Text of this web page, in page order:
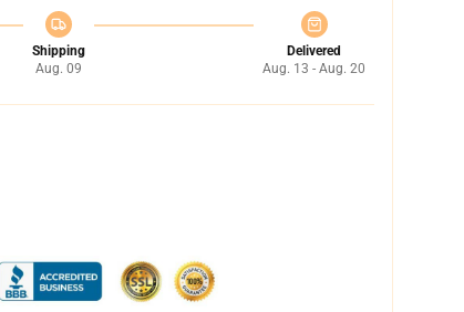
Shipping
Aug. 09
Delivered
Aug. 13 - Aug. 20